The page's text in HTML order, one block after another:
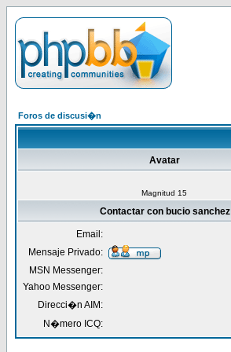
Foros de discusi�n
Avatar
Magnitud 15
Contactar con bucio sanchez
Email:
Mensaje Privado:
MSN Messenger:
Yahoo Messenger:
Direcci�n AIM:
N�mero ICQ: